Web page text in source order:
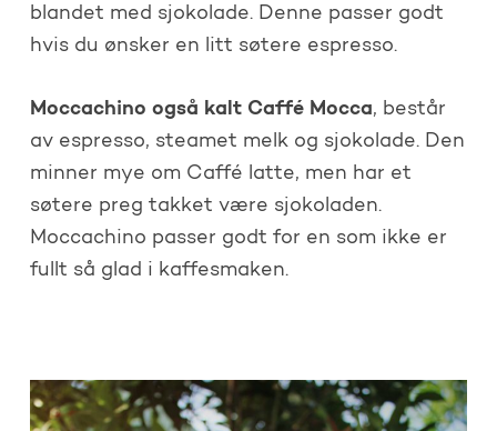
blandet med sjokolade. Denne passer godt
hvis du ønsker en litt søtere espresso.
Moccachino også kalt Caffé Mocca, består
av espresso, steamet melk og sjokolade. Den
minner mye om Caffé latte, men har et
søtere preg takket være sjokoladen.
Moccachino passer godt for en som ikke er
fullt så glad i kaffesmaken.